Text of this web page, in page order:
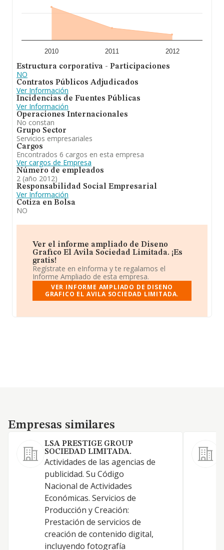
2010 2011 2012
Estructura corporativa - Participaciones
NO
Contratos Públicos Adjudicados
Ver Información
Incidencias de Fuentes Públicas
Ver Información
Operaciones Internacionales
No constan
Grupo Sector
Servicios empresariales
Cargos
Encontrados 6 cargos en esta empresa
Ver cargos de Empresa
Número de empleados
2 (año 2012)
Responsabilidad Social Empresarial
Ver Información
Cotiza en Bolsa
NO
Ver el informe ampliado de Diseno
Grafico El Avila Sociedad Limitada. ¡Es
gratis!
Regístrate en eInforma y te regalamos el
Informe Ampliado de esta empresa.
VER INFORME AMPLIADO DE DISENO
GRAFICO EL AVILA SOCIEDAD LIMITADA.
Empresas similares
Empresas similares
LSA PRESTIGE GROUP
SOCIEDAD LIMITADA.
Actividades de las agencias de
publicidad. Su Código
Nacional de Actividades
Económicas. Servicios de
Producción y Creación:
Prestación de servicios de
creación de contenido digital,
incluyendo fotografía